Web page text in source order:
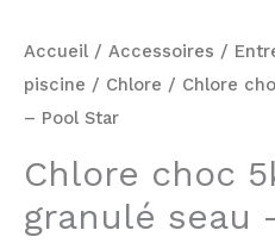
Accueil / Accessoires /
piscine / Chlore / Chlore
– Pool Star
Chlore choc
granulé seau